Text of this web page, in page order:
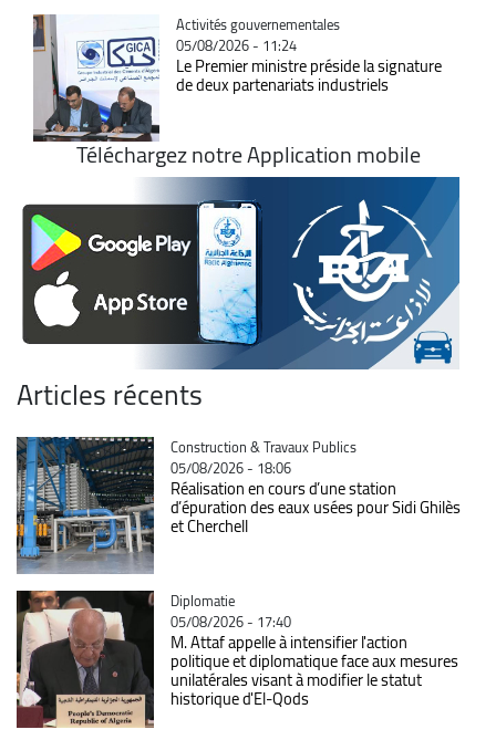
Catégorie
Activités gouvernementales
05/08/2026 - 11:24
Le Premier ministre préside la signature
de deux partenariats industriels
Téléchargez notre Application mobile
Articles récents
Catégorie
Construction & Travaux Publics
05/08/2026 - 18:06
Réalisation en cours d’une station
d’épuration des eaux usées pour Sidi Ghilès
et Cherchell
Catégorie
Diplomatie
05/08/2026 - 17:40
M. Attaf appelle à intensifier l'action
politique et diplomatique face aux mesures
unilatérales visant à modifier le statut
historique d'El-Qods